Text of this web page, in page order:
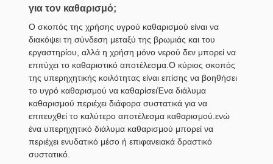
για τον καθαρισμό;
Ο σκοπός της χρήσης υγρού καθαρισμού είναι να
διακόψει τη σύνδεση μεταξύ της βρωμιάς και του
εργαστηρίου, αλλά η χρήση μόνο νερού δεν μπορεί να
επιτύχει το καθαριστικό αποτέλεσμα.Ο κύριος σκοπός
της υπερηχητικής κοιλότητας είναι επίσης να βοηθήσει
το υγρό καθαρισμού να καθαρίσειΈνα διάλυμα
καθαρισμού περιέχει διάφορα συστατικά για να
επιτευχθεί το καλύτερο αποτέλεσμα καθαρισμού.ενώ
ένα υπερηχητικό διάλυμα καθαρισμού μπορεί να
περιέχει ενυδατικό μέσο ή επιφανειακά δραστικό
συστατικό.